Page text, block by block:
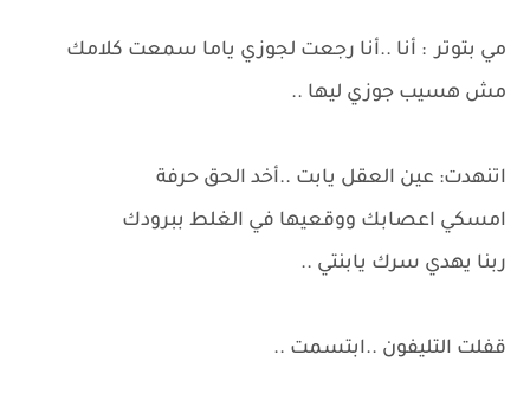
مي بتوتر : أنا ..أنا رجعت لجوزي ياما سمعت كلامك
مش هسيب جوزي ليها ..
اتنهدت: عين العقل يابت ..أخد الحق حرفة
امسكي اعصابك ووقعيها في الغلط ببرودك
ربنا يهدي سرك يابنتي ..
قفلت التليفون ..ابتسمت ..